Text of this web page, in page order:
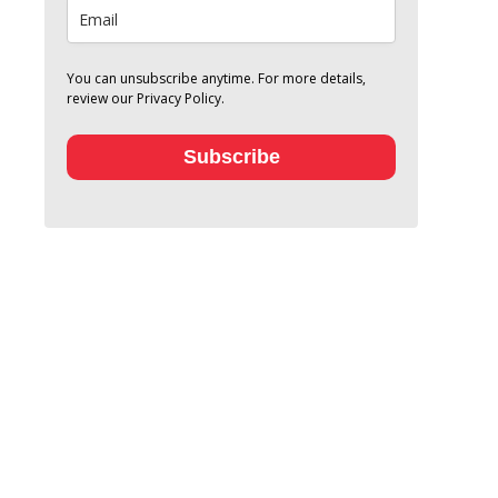
You can unsubscribe anytime. For more details,
review our Privacy Policy.
Subscribe